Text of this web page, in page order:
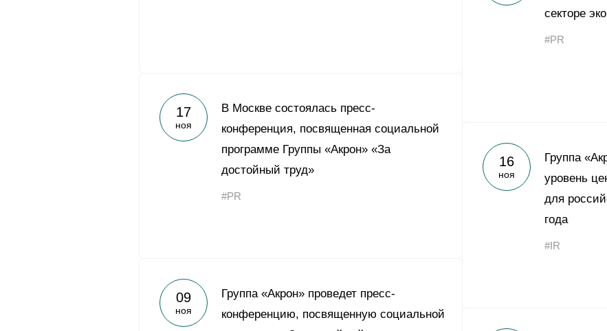
секторе
#PR
17
ноя
В Москве состоялась пресс-
конференция, посвященная социальной
программе Группы «Акрон» «За
достойный труд»
#PR
16
ноя
Группа
уровень
для
года
#IR
09
ноя
Группа «Акрон» проведет пресс-
конференцию, посвященную социальной